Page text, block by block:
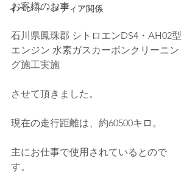
イベント・メディア関係
お客様のお車
石川県鳳珠郡 シトロエンDS4・AH02型
エンジン 水素ガスカーボンクリーニン
グ施工実施
させて頂きました。
現在の走行距離は、約60500キロ。
主にお仕事で使用されているとので
す。